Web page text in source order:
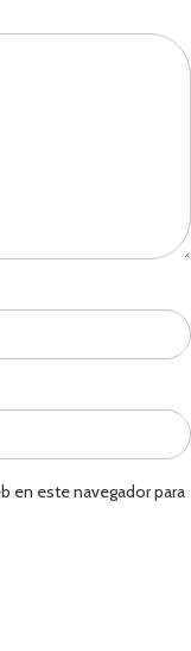
en este navegador para